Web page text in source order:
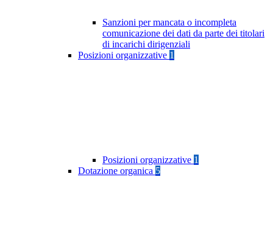
Sanzioni per mancata o incompleta
comunicazione dei dati da parte dei titolari
di incarichi dirigenziali
Posizioni organizzative 1
Posizioni organizzative 1
Dotazione organica 5